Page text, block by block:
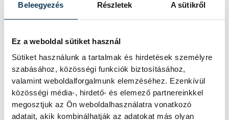
Beleegyezés Részletek A sütikről
Ez a weboldal sütiket használ
Sütiket használunk a tartalmak és hirdetések személyre
szabásához, közösségi funkciók biztosításához,
valamint weboldalforgalmunk elemzéséhez. Ezenkívül
közösségi média-, hirdető- és elemező partnereinkkel
megosztjuk az Ön weboldalhasználatra vonatkozó
adatait, akik kombinálhatják az adatokat más olyan
A Patrióta Lokál elnevezésű
köznyugalmat súlyosan megzavaró
bűncselekményről vagy szabálysértésről az
elmúlt egy esztendőben nem érkezett
bejelentés a Főkapitányságra. Ennek okán
a „Közterületek Biztonságáért” veszprémi